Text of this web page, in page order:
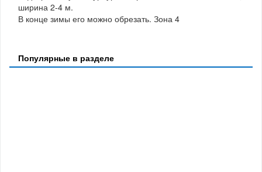
ширина 2-4 м.
В конце зимы его можно обрезать. Зона 4
Популярные в разделе